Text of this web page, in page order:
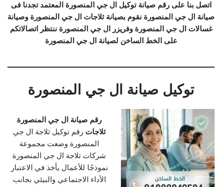
اتصل بنا على رقم صيانة توكيل ال جي المنصورة المعتمد تجدنا فى
صيانة ال جي المنصورة نقوم بصيانة ثلاجات ال جي المنصورة وصيانة
غسالات ال جي المنصورة وفريزر ال جي المنصورة ننتظر اتصالاتكم
على الخط الساخن لصيانة ال جي المنصورة
توكيل صيانة ال جي المنصورة
رقم صيانة ال جي المنصورة
ثلاجات رقم توكيل ثلاجة ال جي
المنصورة وضعت مجموعة
شركات ثلاجة ال جي المنصورة
نموذجًا للأعمال يأخذ في الاعتبار
الأداء الاجتماعي والبيئي بجانب